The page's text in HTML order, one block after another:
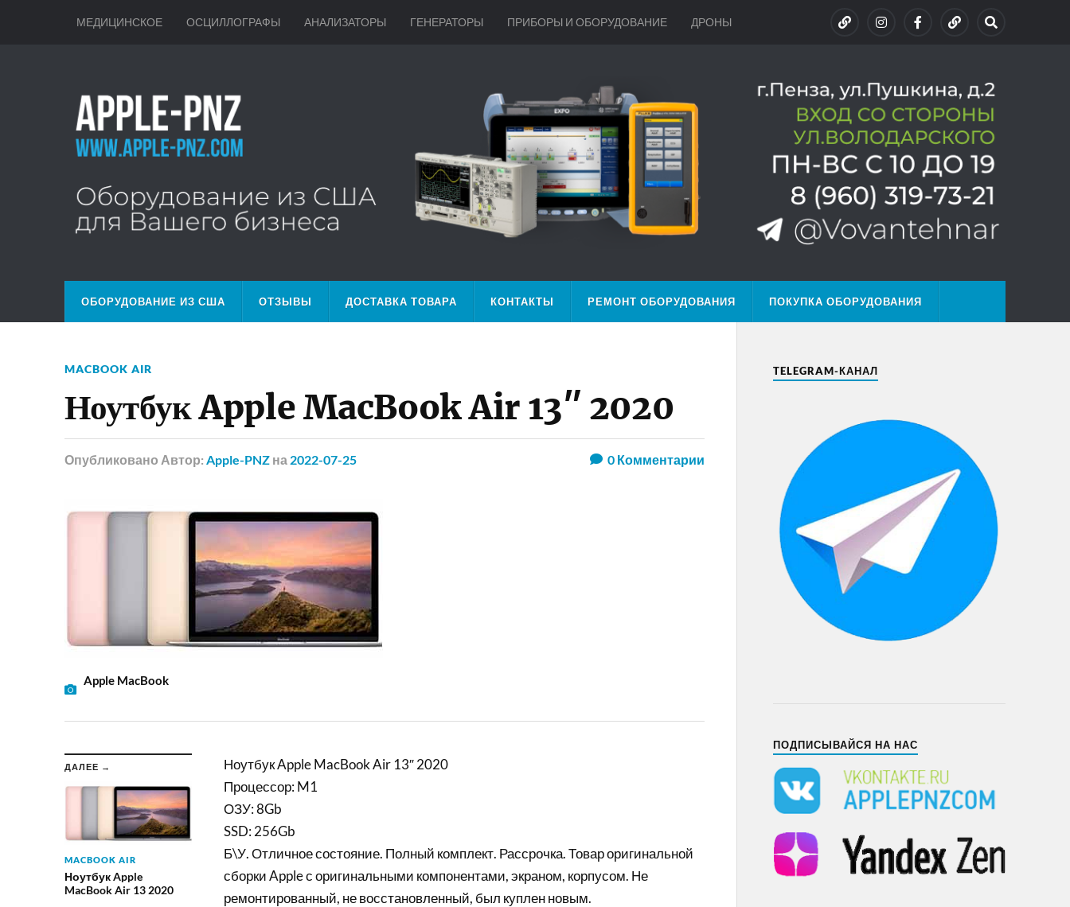
МЕДИЦИНСКОЕ ОСЦИЛЛОГРАФЫ АНАЛИЗАТОРЫ ГЕНЕРАТОРЫ ПРИБОРЫ И ОБОРУДОВАНИЕ ДРОНЫ
ОБОРУДОВАНИЕ ИЗ США ОТЗЫВЫ ДОСТАВКА ТОВАРА КОНТАКТЫ РЕМОНТ ОБОРУДОВАНИЯ ПОКУПКА ОБОРУДОВАНИЯ
MACBOOK AIR
Ноутбук Apple MacBook Air 13″ 2020
Опубликовано Автор: Apple-PNZ на 2022-07-25 0Комментарии
Apple MacBook
ДАЛЕЕ →
MACBOOK AIR
Ноутбук Apple
MacBook Air 13 2020
Ноутбук Apple MacBook Air 13″ 2020
Процессор: M1
ОЗУ: 8Gb
SSD: 256Gb
Б\У. Отличное состояние. Полный комплект. Рассрочка. Товар оригинальной
сборки Apple с оригинальными компонентами, экраном, корпусом. Не
ремонтированный, не восстановленный, был куплен новым.
TELEGRAM-КАНАЛ
ПОДПИСЫВАЙСЯ НА НАС